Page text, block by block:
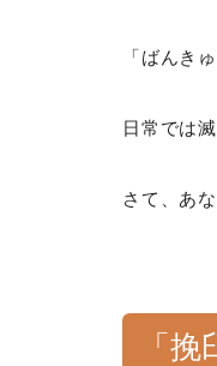
「ばんき
日常では
さて、あ
「